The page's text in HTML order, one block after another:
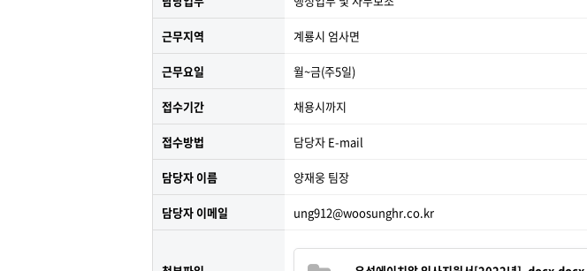
근무지역 계룡시 엄사면
근무요일 월~금(주5일)
접수기간 채용시까지
접수방법 담당자 E-mail
담당자 이름 양재웅 팀장
담당자 이메일 ung912@woosunghr.co.kr